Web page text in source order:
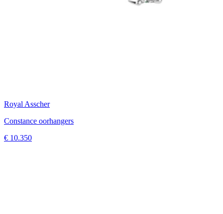
Royal Asscher
Constance oorhangers
€ 10.350